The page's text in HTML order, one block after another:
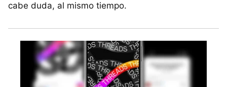
cabe duda, al mismo tiempo.